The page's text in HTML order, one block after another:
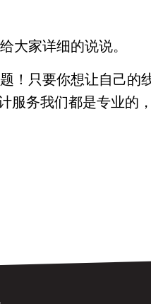
给大家详细的说说。
！只要你想让自己的
服务我们都是专业的